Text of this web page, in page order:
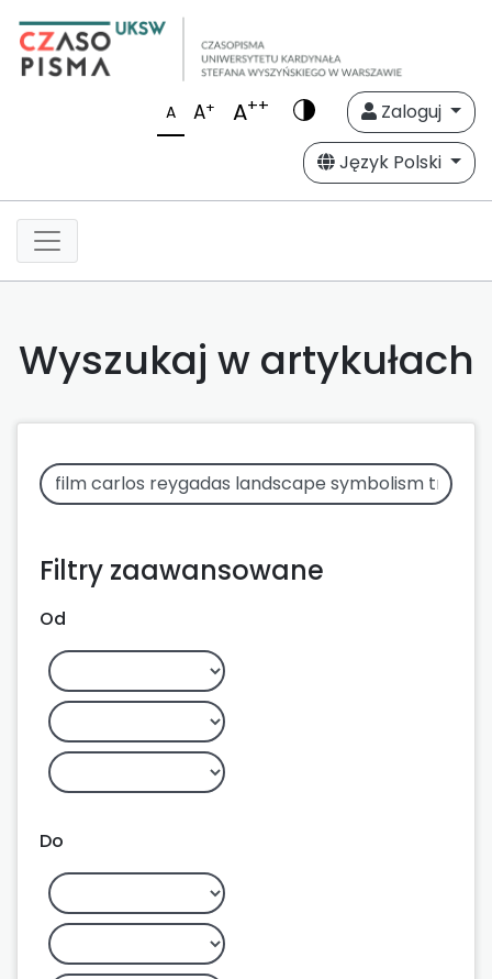
A A+ A++
Zaloguj
Język Polski
Wyszukaj w artykułach
Filtry zaawansowane
Od
Do